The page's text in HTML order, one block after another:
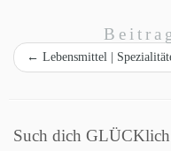
← Lebensmittel |
Such dich